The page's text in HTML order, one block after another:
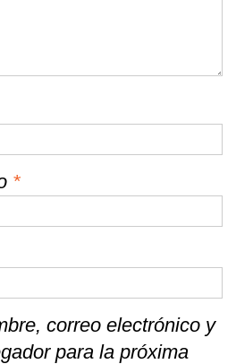
*
correo electrónico y
para la próxima